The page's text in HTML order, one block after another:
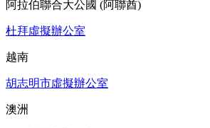
阿拉伯聯合大公國 (阿聯酋)
杜拜虛擬辦公室
越南
胡志明市虛擬辦公室
澳洲